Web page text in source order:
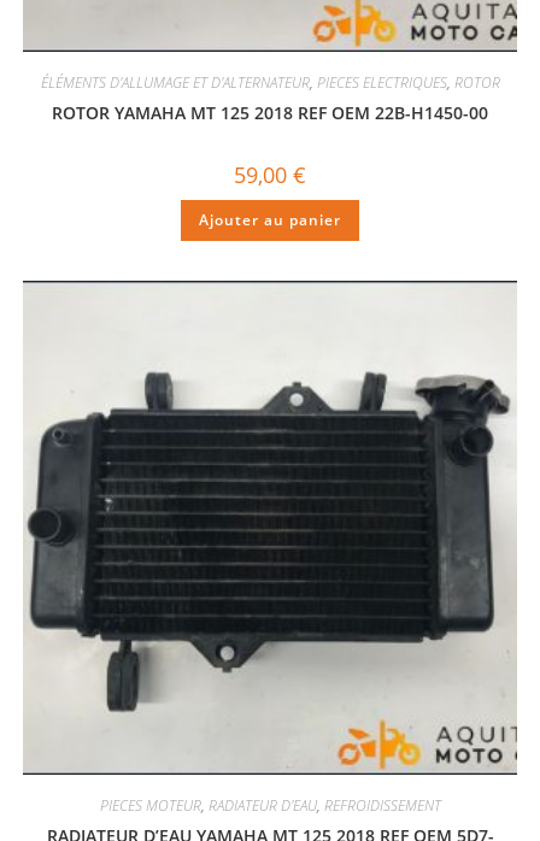
ÉLÉMENTS D'ALLUMAGE ET D'ALTERNATEUR, PIECES ELECTRIQUES, ROTOR
ROTOR YAMAHA MT 125 2018 REF OEM 22B-H1450-00
59,00 €
Ajouter au panier
PIECES MOTEUR, RADIATEUR D'EAU, REFROIDISSEMENT
RADIATEUR D’EAU YAMAHA MT 125 2018 REF OEM 5D7-